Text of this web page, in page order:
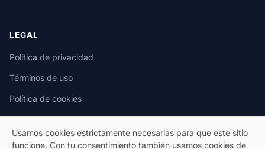
LEGAL
Política de privacidad
Términos de uso
Política de cookies
Usamos cookies estrictamente necesarias para que este sitio
funcione. Con tu consentimiento también usamos cookies de